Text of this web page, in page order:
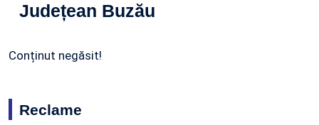
Județean Buzău
Conținut negăsit!
Reclame